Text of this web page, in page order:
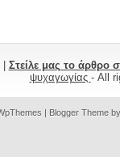
| Στείλε μας το άρθρο
ψυχαγωγίας - All
| Blogger Theme